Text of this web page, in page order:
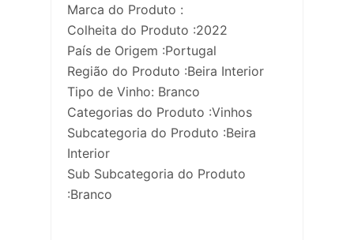
Marca do Produto :
Colheita do Produto :2022
País de Origem :Portugal
Região do Produto :Beira Interior
Tipo de Vinho: Branco
Categorias do Produto :Vinhos
Subcategoria do Produto :Beira
Interior
Sub Subcategoria do Produto
:Branco